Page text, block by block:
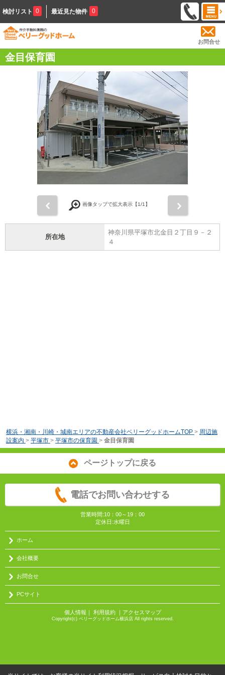
検討リスト 0 最近見た物件 0
お問合せ
金目保育園
画像タップで拡大表示【1/1】
所在地
神奈川県平塚市北金目２丁目９－２
４
横浜・湘南・川崎・城南エリアの不動産会社ベリーグッドホームTOP > 周辺施
設案内 > 平塚市 > 平塚市の保育園 > 金目保育園
ページトップに戻る
電話でお問い合わせする
営業時間:10：00～19：00
定休日:水曜日
ホーム
会社概要
お問合せ
PCサイト
個人情報 ｜ 利用規約｜ アクセスマップ
Copyright(c) ベリーグッドホーム横浜店 All rights reserved.